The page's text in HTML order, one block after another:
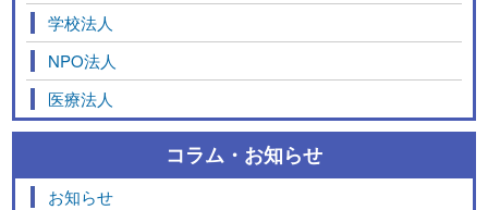
学校法人
NPO法人
医療法人
コラム・お知らせ
お知らせ